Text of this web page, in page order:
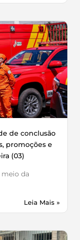
de conclusão
promoções e
(03)
da
Leia Mais »